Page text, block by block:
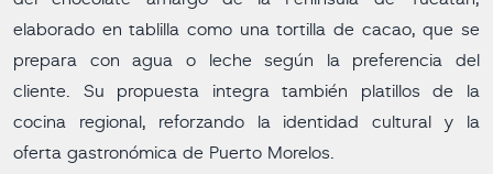
elaborado en tablilla como una tortilla de cacao, que se
prepara con agua o leche según la preferencia del
cliente. Su propuesta integra también platillos de la
cocina regional, reforzando la identidad cultural y la
oferta gastronómica de Puerto Morelos.